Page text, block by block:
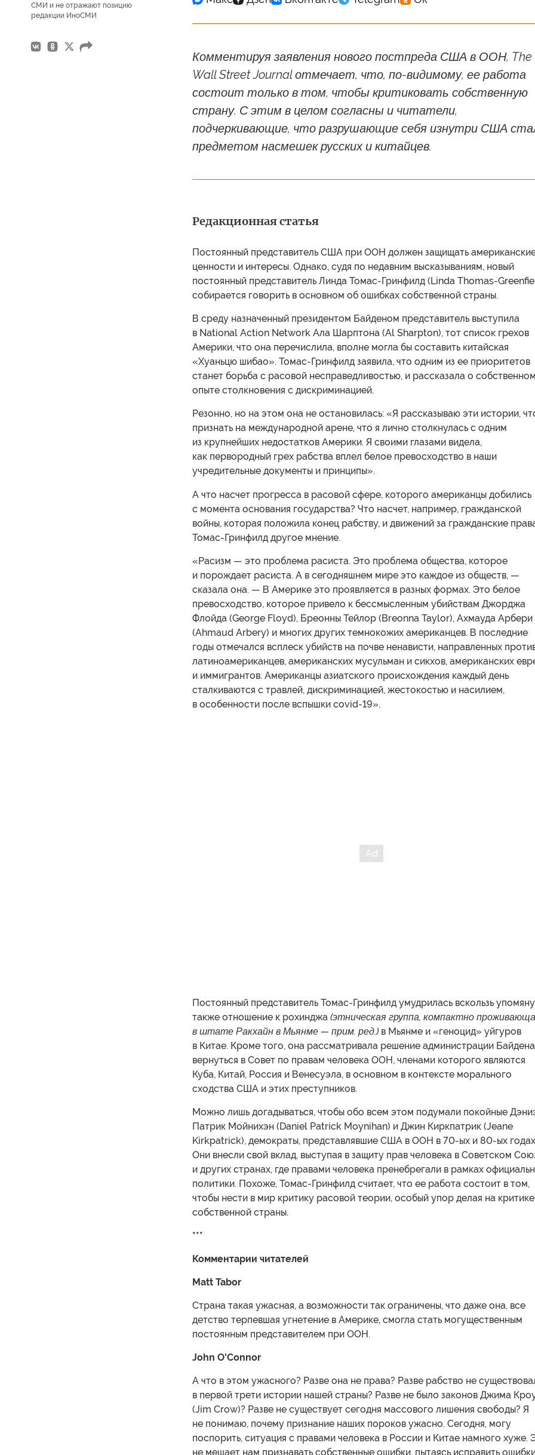
СМИ и не отражают позицию
редакции ИноСМИ
Комментируя заявления нового постпреда США в ООН, The
Wall Street Journal отмечает, что, по-видимому, ее работа
состоит только в том, чтобы критиковать собственную
страну. С этим в целом согласны и читатели,
подчеркивающие, что разрушающие себя изнутри США
предметом насмешек русских и китайцев.
Редакционная статья
Постоянный представитель США при ООН должен защищать
ценности и интересы. Однако, судя по недавним высказываниям, новый
постоянный представитель Линда Томас-Гринфилд (Linda Thomas-
собирается говорить в основном об ошибках собственной страны.
В среду назначенный президентом Байденом представитель выступила
в National Action Network Ала Шарптона (Al Sharpton), тот список грехов
Америки, что она перечислила, вполне могла бы составить китайская
«Хуаньцю шибао». Томас-Гринфилд заявила, что одним из ее приоритетов
станет борьба с расовой несправедливостью, и рассказала о
опыте столкновения с дискриминацией.
Резонно, но на этом она не остановилась: «Я рассказываю эти истории,
признать на международной арене, что я лично столкнулась с одним
из крупнейших недостатков Америки. Я своими глазами видела,
как первородный грех рабства вплел белое превосходство в наши
учредительные документы и принципы».
А что насчет прогресса в расовой сфере, которого американцы добились
с момента основания государства? Что насчет, например, гражданской
войны, которая положила конец рабству, и движений за гражданские
Томас-Гринфилд другое мнение.
«Расизм — это проблема расиста. Это проблема общества, которое
и порождает расиста. А в сегодняшнем мире это каждое из обществ, —
сказала она. — В Америке это проявляется в разных формах. Это белое
превосходство, которое привело к бессмысленным убийствам Джорджа
Флойда (George Floyd), Бреонны Тейлор (Breonna Taylor), Ахмауда Арбери
(Ahmaud Arbery) и многих других темнокожих американцев. В последние
годы отмечался всплеск убийств на почве ненависти, направленных
латиноамериканцев, американских мусульман и сикхов, американских
и иммигрантов. Американцы азиатского происхождения каждый день
сталкиваются с травлей, дискриминацией, жестокостью и насилием,
в особенности после вспышки covid-19».
Постоянный представитель Томас-Гринфилд умудрилась вскользь
также отношение к рохинджа (этническая группа, компактно
в штате Ракхайн в Мьянме — прим. ред.) в Мьянме и «геноцид» уйгуров
в Китае. Кроме того, она рассматривала решение администрации Байдена
вернуться в Совет по правам человека ООН, членами которого являются
Куба, Китай, Россия и Венесуэла, в основном в контексте морального
сходства США и этих преступников.
Можно лишь догадываться, чтобы обо всем этом подумали покойные
Патрик Мойнихэн (Daniel Patrick Moynihan) и Джин Киркпатрик (Jeane
Kirkpatrick), демократы, представлявшие США в ООН в 70-ых и 80-ых
Они внесли свой вклад, выступая в защиту прав человека в Советском
и других странах, где правами человека пренебрегали в рамках
политики. Похоже, Томас-Гринфилд считает, что ее работа состоит в том,
чтобы нести в мир критику расовой теории, особый упор делая на критике
собственной страны.
***
Комментарии читателей
Matt Tabor
Страна такая ужасная, а возможности так ограничены, что даже она, все
детство терпевшая угнетение в Америке, смогла стать могущественным
постоянным представителем при ООН.
John O'Connor
А что в этом ужасного? Разве она не права? Разве рабство не
в первой трети истории нашей страны? Разве не было законов Джима
(Jim Crow)? Разве не существует сегодня массового лишения свободы? Я
не понимаю, почему признание наших пороков ужасно. Сегодня, могу
поспорить, ситуация с правами человека в России и Китае намного хуже.
не мешает нам признавать собственные ошибки, пытаясь исправить